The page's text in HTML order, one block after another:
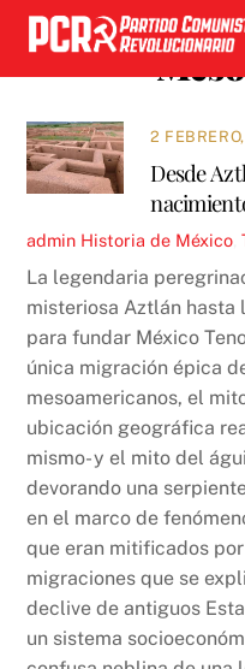
Skip
content
2
Desde
admin Historia de México ,
La legendaria
misteriosa Aztlán hasta
para fundar México
única migración épica
mesoamericanos, el
ubicación geográfica
mismo- y el mito del
devorando una
en el marco de
que eran mitificados
migraciones que se
declive de antiguos
un sistema